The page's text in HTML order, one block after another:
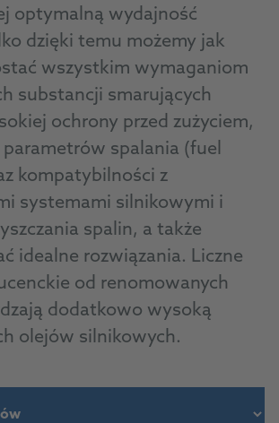
optymalną wydajność
dzięki temu możemy jak
wszystkim wymaganiom
substancji smarujących
ochrony przed zużyciem,
spalania (fuel
kompatybilności z
systemami silnikowymi i
spalin, a także
idealne rozwiązania. Liczne
od renomowanych
dodatkowo wysoką
olejów silnikowych.